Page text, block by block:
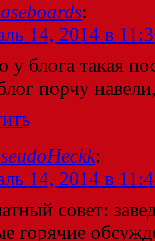
:
14, 2014 в
у блога такая
порчу
:
14, 2014 в
совет:
горячие